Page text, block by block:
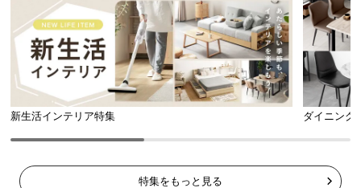
新生活インテリア特集 ダイニング
特集をもっと見る